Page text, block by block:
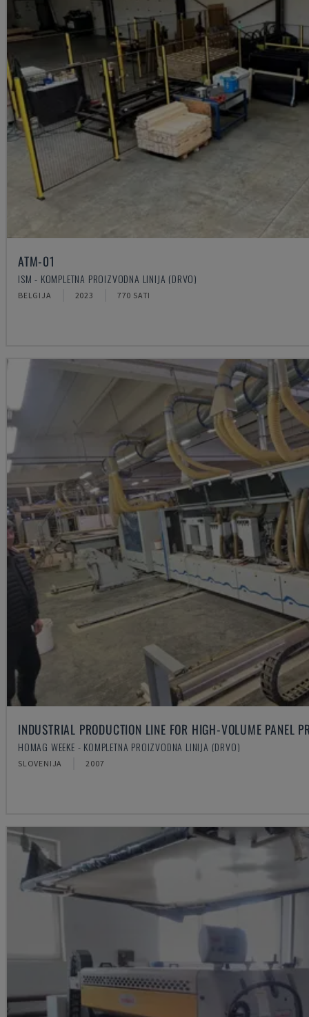
ATM-01
ISM - KOMPLETNA PROIZVODNA LINIJA (DRVO)
BELGIJA 2023 770 SATI
INDUSTRIAL PRODUCTION LINE FOR HIGH-VOLUME PANEL
HOMAG WEEKE - KOMPLETNA PROIZVODNA LINIJA (DRVO)
SLOVENIJA 2007